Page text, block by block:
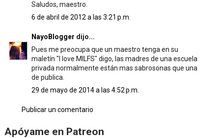
Saludos, maestro.
6 de abril de 2012 a las 3:21 p.m.
NayoBlogger dijo...
Pues me preocupa que un maestro tenga en su
maletín "I love MILFS" digo, las madres de una escuela
privada normalmente están mas sabrosonas que una
de publica.
29 de mayo de 2014 a las 4:52 p.m.
Publicar un comentario
Apóyame en Patreon